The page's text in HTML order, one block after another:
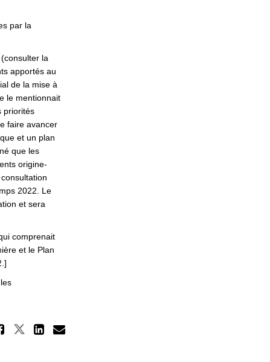
par la
la
apportés au
de la mise à
le mentionnait
priorités
faire avancer
et un plan
que les
origine-
2022. Le
et sera
comprenait
et le Plan
Partager Calendrier de mise à jour
Partager Calendrier de mise à
Partager Calendrier de mise
Courriel Calendrier de